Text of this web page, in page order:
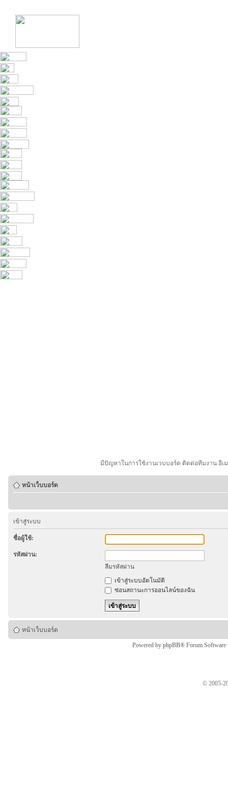
มีปัญหาในการใช้งานเวบบอร์ด ติดต่อทีมงาน อีเ
หน้าเว็บบอร์ด
เข้าสู่ระบบ
ชื่อผู้ใช้:
รหัสผ่าน:
ลืมรหัสผ่าน
เข้าสู่ระบบอัตโนมัติ
ซ่อนสถานะการออนไลน์ของฉัน
หน้าเว็บบอร์ด
Powered by phpBB® Forum
© 2005-